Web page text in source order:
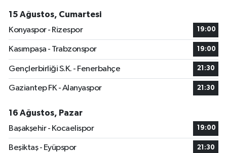
15 Ağustos, Cumartesi
Konyaspor - Rizespor
19:00
Kasımpaşa - Trabzonspor 19:00
Gençlerbirliği S.K. - Fenerbahçe 21:30
Gaziantep FK - Alanyaspor 21:30
16 Ağustos, Pazar
Başakşehir - Kocaelispor
19:00
Beşiktaş - Eyüpspor 21:30